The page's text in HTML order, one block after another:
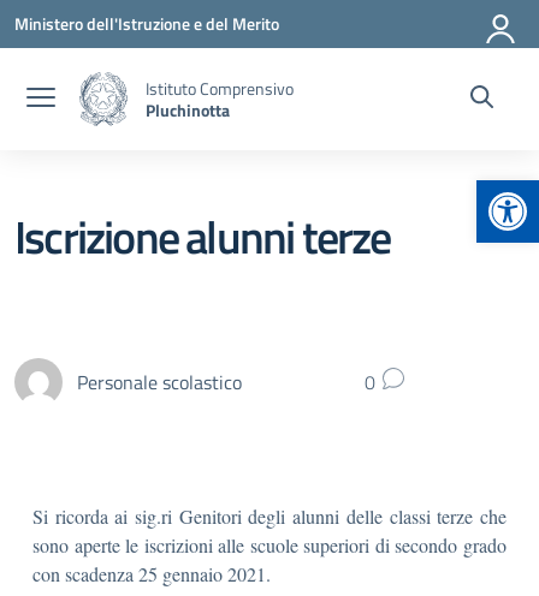
Vai ai contenuti
Vai al menu di navigazione
Vai al footer
Ministero dell'Istruzione e del Merito
Istituto Comprensivo
Pluchinotta
Iscrizione alunni terze
Personale scolastico 0
Si ricorda ai sig.ri Genitori degli alunni delle classi terze che
sono aperte le iscrizioni alle scuole superiori di secondo grado
con scadenza 25 gennaio 2021.